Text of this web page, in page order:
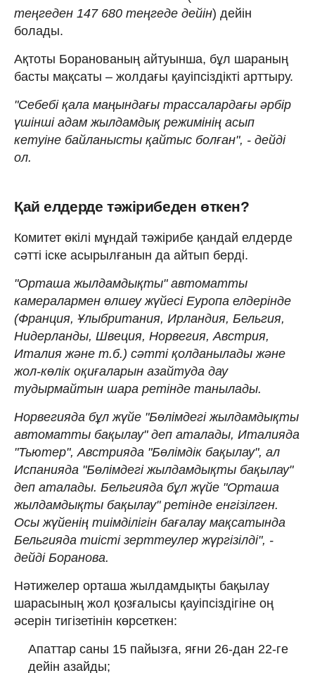
теңгеден 147 680 теңгеде дейін) дейін
болады.
Ақтоты Боранованың айтуынша, бұл шараның
басты мақсаты – жолдағы қауіпсіздікті арттыру.
"Себебі қала маңындағы трассалардағы әрбір
үшінші адам жылдамдық режимінің асып
кетуіне байланысты қайтыс болған", - дейді
ол.
Қай елдерде тәжірибеден өткен?
Комитет өкілі мұндай тәжірибе қандай елдерде
сәтті іске асырылғанын да айтып берді.
"Орташа жылдамдықты" автоматты
камералармен өлшеу жүйесі Еуропа елдерінде
(Франция, Ұлыбритания, Ирландия, Бельгия,
Нидерланды, Швеция, Норвегия, Австрия,
Италия және т.б.) сәтті қолданылады және
жол-көлік оқиғаларын азайтуда дау
тудырмайтын шара ретінде танылады.
Норвегияда бұл жүйе "Бөлімдегі жылдамдықты
автоматты бақылау" деп аталады, Италияда
"Тьютер", Австрияда "Бөлімдік бақылау", ал
Испанияда "Бөлімдегі жылдамдықты бақылау"
деп аталады. Бельгияда бұл жүйе "Орташа
жылдамдықты бақылау" ретінде енгізілген.
Осы жүйенің тиімділігін бағалау мақсатында
Бельгияда тиісті зерттеулер жүргізілді", -
дейді Боранова.
Нәтижелер орташа жылдамдықты бақылау
шарасының жол қозғалысы қауіпсіздігіне оң
әсерін тигізетінін көрсеткен:
Апаттар саны 15 пайызға, яғни 26-дан 22-ге
дейін азайды;